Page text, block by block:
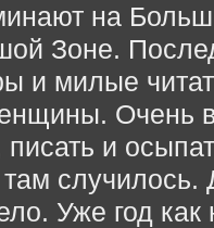
на
Зоне.
и милые
Очень
писать и
там
Уже год как